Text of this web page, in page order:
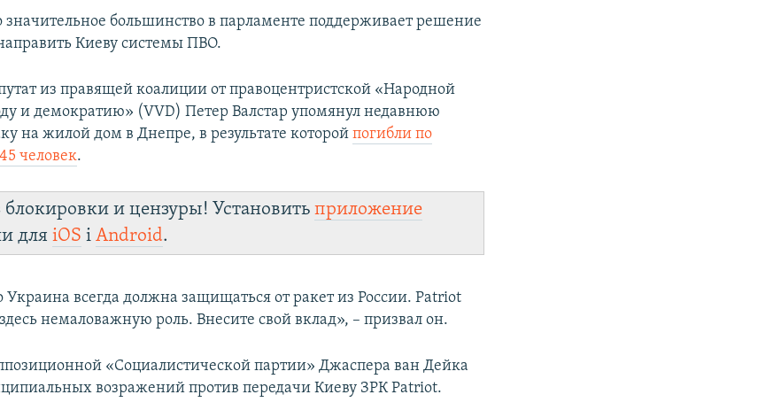
значительное большинство в парламенте поддерживает решение
Киеву системы ПВО.
из правящей коалиции от правоцентристской «Народной
и демократию» (VVD) Петер Валстар упомянул недавнюю
на жилой дом в Днепре, в результате которойпогибли по
человек.
блокировки и цензуры! Установитьприложение
дляiOS іAndroid.
Украина всегда должна защищаться от ракет из России. Patriot
немаловажную роль. Внесите свой вклад», – призвал он.
«Социалистической партии» Джаспера ван Дейка
возражений против передачи Киеву ЗРК Patriot.